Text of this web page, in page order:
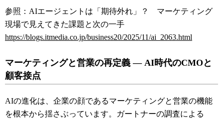
参照：AIエージェントは「期待外れ」？ マーケティング
現場で見えてきた課題と次の一手
https://blogs.itmedia.co.jp/business20/2025/11/ai_2063.html
マーケティングと営業の再定義 ― AI時代のCMOと
顧客接点
AIの進化は、企業の顔であるマーケティングと営業の機能
を根本から揺さぶっています。ガートナーの調査による